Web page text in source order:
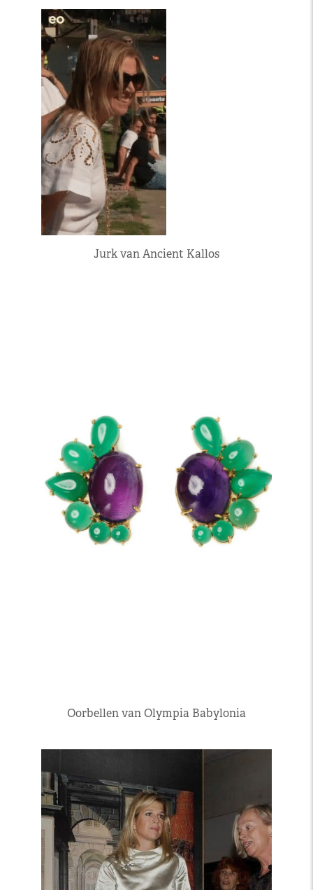
Jurk van Ancient Kallos
Oorbellen van Olympia Babylonia